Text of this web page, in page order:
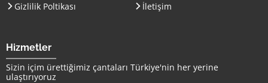
Gizlilik Poltikası
İletişim
Hizmetler
Sizin içim ürettiğimiz çantaları Türkiye'nin her yerine
ulaştırıyoruz